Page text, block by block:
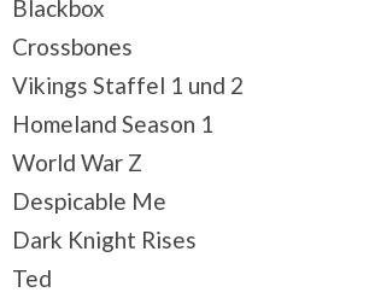
Blackbox
Crossbones
Vikings Staffel 1 und 2
Homeland Season 1
World War Z
Despicable Me
Dark Knight Rises
Ted